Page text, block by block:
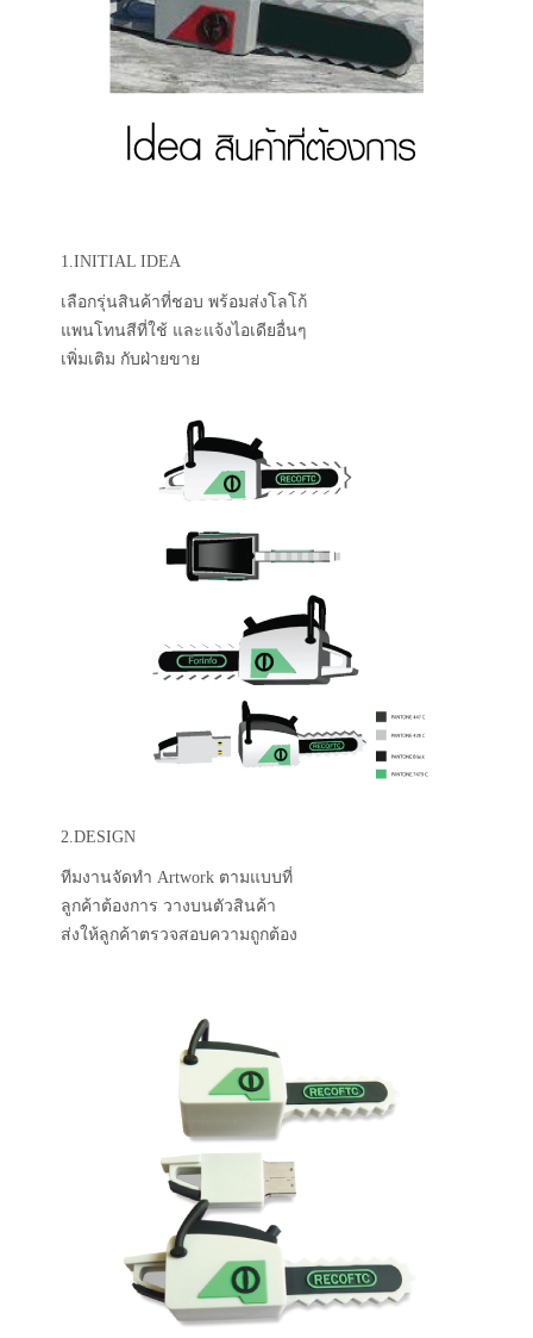
1.INITIAL IDEA
เลือกรุ่นสินค้าที่ชอบ พร้อมส่งโลโก้
แพนโทนสีที่ใช้ และแจ้งไอเดียอื่นๆ
เพิ่มเติม กับฝ่ายขาย
2.DESIGN
ทีมงานจัดทำ Artwork ตามแบบที่
ลูกค้าต้องการ วางบนตัวสินค้า
ส่งให้ลูกค้าตรวจสอบความถูกต้อง